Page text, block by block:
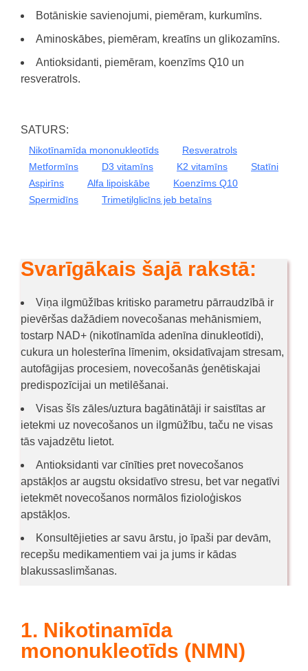
Botāniskie savienojumi, piemēram, kurkumīns.
Aminoskābes, piemēram, kreatīns un glikozamīns.
Antioksidanti, piemēram, koenzīms Q10 un
resveratrols.
SATURS:
Nikotīnamīda mononukleotīds
Resveratrols
Metformīns
D3 vitamīns K2 vitamīns
Statīni
Aspirīns
Alfa lipoiskābe
Koenzīms Q10
Spermidīns
Trimetilglicīns jeb betaīns
Svarīgākais šajā rakstā:
Viņa ilgmūžības kritisko parametru pārraudzībā ir
pievēršas dažādiem novecošanas mehānismiem,
tostarp NAD+ (nikotīnamīda adenīna dinukleotīdi),
cukura un holesterīna līmenim, oksidatīvajam stresam,
autofāgijas procesiem, novecošanās ģenētiskajai
predispozīcijai un metilēšanai.
Visas šīs zāles/uztura bagātinātāji ir saistītas ar
ietekmi uz novecošanos un ilgmūžību, taču ne visas
tās vajadzētu lietot.
Antioksidanti var cīnīties pret novecošanos
apstākļos ar augstu oksidatīvo stresu, bet var negatīvi
ietekmēt novecošanos normālos fizioloģiskos
apstākļos.
Konsultējieties ar savu ārstu, jo īpaši par devām,
recepšu medikamentiem vai ja jums ir kādas
blakussaslimšanas.
1. Nikotinamīda
mononukleotīds (NMN)